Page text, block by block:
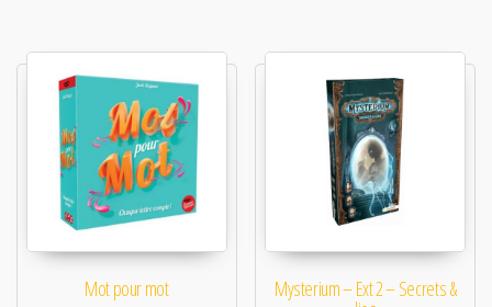
Mot pour mot Mysterium – Ext 2 – Secrets &